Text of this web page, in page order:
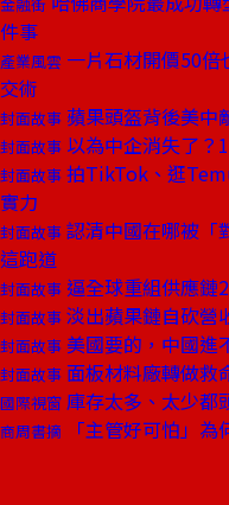
件事
產業風雲 一片石材開價50
交術
封面故事 蘋果頭盔背後美中
封面故事 以為中企消失了？
封面故事 拍TikTok、逛
實力
封面故事 認清中國在哪被「
這跑道
封面故事 逼全球重組供應
封面故事 淡出蘋果鏈自砍
封面故事 美國要的，中國
封面故事 面板材料廠轉做
國際視窗 庫存太多、太少
商周書摘 「主管好可怕」